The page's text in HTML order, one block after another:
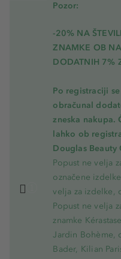
Pozor:
-20% NA
ZNAMKE OB
DODATNIH 7%
Po registraciji
obračunal
zneska nakupa.
lahko ob
Douglas Beauty
Popust ne velja
označene
velja za izdelke,
Popust ne velja
znamke
Jardin Bohème,
Bader, Kilian